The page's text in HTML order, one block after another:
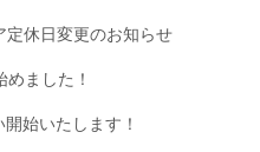
休日変更のお知らせ
ました！
始いたします！